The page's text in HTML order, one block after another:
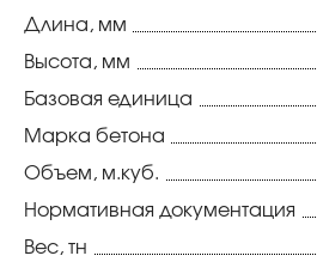
Длина, мм
Высота, мм
Базовая единица
Марка бетона
Объем, м.куб.
Нормативная документация
Вес, тн